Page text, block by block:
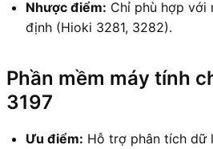
Nhược điểm: Chỉ phù hợp với
định (Hioki 3281, 3282).
Phần mềm máy tính
3197
Ưu điểm: Hỗ trợ phân tích dữ